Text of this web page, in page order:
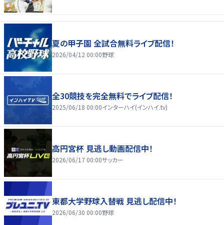
夏の甲子園 全試合無料ライブ配信！
2026/04/12 00:00野球
全30競技を完全無料でライブ配信！
2025/06/18 00:00インターハイ(インハイ.tv)
高円宮杯 見逃し動画配信中！
2026/06/17 00:00サッカー
東都大学野球入替戦 見逃し配信中！
2026/06/30 00:00野球